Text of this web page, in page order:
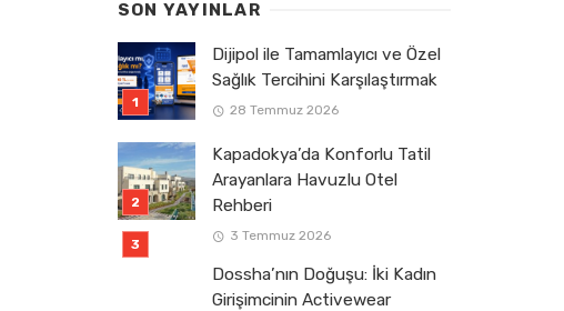
SON YAYINLAR
Dijipol ile Tamamlayıcı ve Özel
Sağlık Tercihini Karşılaştırmak
28 Temmuz 2026
Kapadokya’da Konforlu Tatil
Arayanlara Havuzlu Otel
Rehberi
3 Temmuz 2026
Dossha’nın Doğuşu: İki Kadın
Girişimcinin Activewear